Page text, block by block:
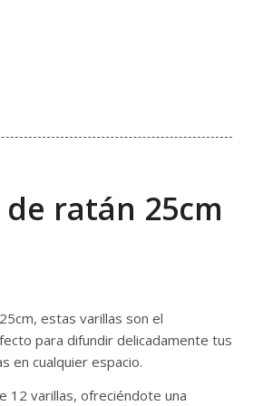
ratán 25cm
estas varillas son el
para difundir delicadamente tus
en cualquier espacio.
12 varillas, ofreciéndote una